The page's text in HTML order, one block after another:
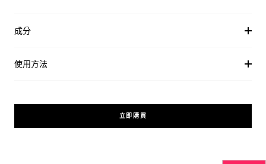
成分
使用方法
立即購買